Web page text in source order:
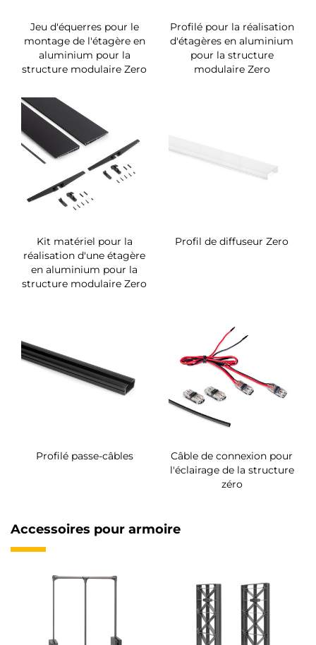
Jeu d'équerres pour le
montage de l'étagère en
aluminium pour la
structure modulaire Zero
Profilé pour la réalisation
d'étagères en aluminium
pour la structure
modulaire Zero
Kit matériel pour la
réalisation d'une étagère
en aluminium pour la
structure modulaire Zero
Profil de diffuseur Zero
Profilé passe-câbles
Câble de connexion pour
l'éclairage de la structure
zéro
Accessoires pour armoire